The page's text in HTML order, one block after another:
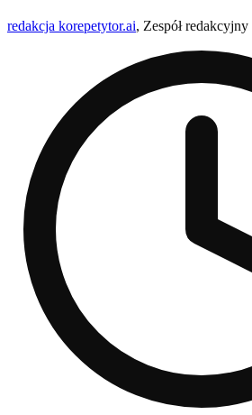
redakcja korepetytor.ai, Zespół redakcyjny